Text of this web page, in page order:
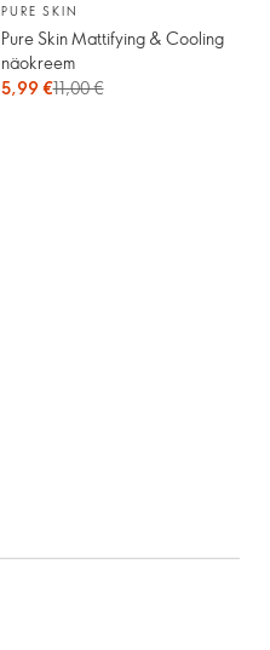
PURE SKIN
Pure Skin Mattifying & Cooling
näokreem
5,99 €11,00 €